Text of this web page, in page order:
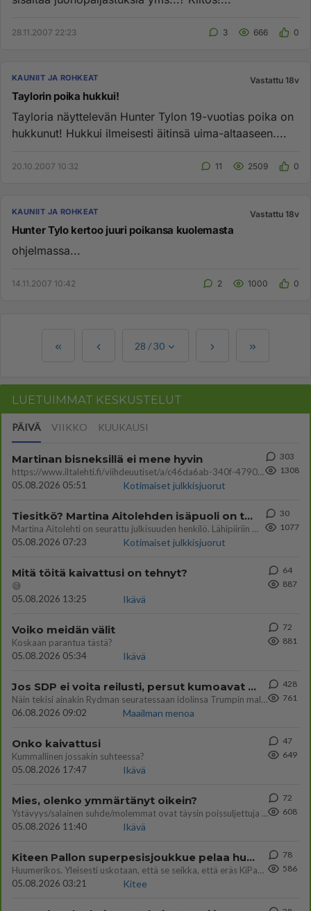
28.11.2007 22:23 3 666 0
KAUNIIT JA ROHKEAT Vastattu 18v
Taylorin poika hukkui!
Tayloria näyttelevän Hunter Tylon 19-vuotias poika on
hukkunut! Hukkui ilmeisesti äitinsä uima-altaaseen....
20.10.2007 10:32 11 2509 0
KAUNIIT JA ROHKEAT Vastattu 18v
Hunter Tylo kertoo juuri poikansa kuolemasta
ohjelmassa...
14.11.2007 10:42 2 1000 0
28 /30
LUETUIMMAT KESKUSTELUT
PÄIVÄ VIIKKO KUUKAUSI
Martinan bisneksillä ei mene hyvin
https://www.iltalehti.fi/viihdeuutiset/a/c46da6ab-340f-4790-aaa7-0865eed2336 Yrityksen konkurssihakemus on tullut kärä
05.08.2026 05:51
Kotimaiset julkkisjuorut
303
1308
Tiesitkö? Martina Aitolehden isäpuoli on tämä suosittu laulaja
Martina Aitolehti on seurattu julkisuuden henkilö. Lähipiiriin mahtuu muitakin tunnettuja henkilöitä. Tiesitkö, että Ma
05.08.2026 07:23
Kotimaiset julkkisjuorut
30
1077
Mitä töitä kaivattusi on tehnyt?
😅
05.08.2026 13:25
Ikävä
64
887
Voiko meidän välit
Koskaan parantua tästä?
05.08.2026 05:34
Ikävä
72
881
Jos SDP ei voita reilusti, persut kumoavat demokratian Suomesta
Näin tekisi ainakin Rydman seuratessaan idolinsa Trumpin mallia https://www.is.fi/politiikka/art-2000012187244.html
06.08.2026 09:02
Maailman menoa
428
761
Onko kaivattusi
Kummallinen jossakin suhteessa?
05.08.2026 17:47
Ikävä
47
649
Mies, olenko ymmärtänyt oikein?
Ystävyys/salainen suhde/molemmat ovat täysin poissuljettuja asioita? Nainen
05.08.2026 11:40
Ikävä
72
608
Kiteen Pallon superpesisjoukkue pelaa huumeiden vaikutuksen alaisena
Huumerikos. Yleisesti uskotaan, että se seikka, että eräs KiPan pelaaja kärähtää huumeista, on vain jäävuoren huippu. M
05.08.2026 03:21
Kitee
78
586